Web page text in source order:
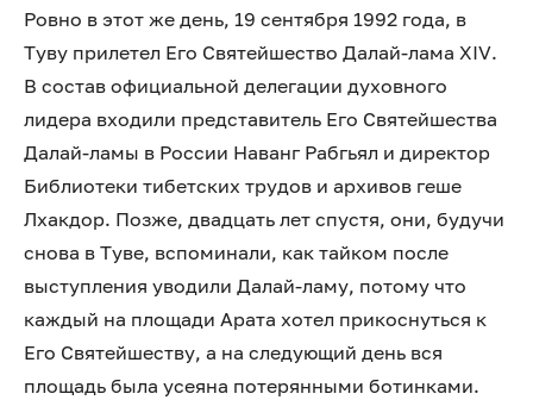
Ровно в этот же день, 19 сентября 1992 года, в
Туву прилетел Его Святейшество Далай-лама XIV.
В состав официальной делегации духовного
лидера входили представитель Его Святейшества
Далай-ламы в России Наванг Рабгьял и директор
Библиотеки тибетских трудов и архивов геше
Лхакдор. Позже, двадцать лет спустя, они, будучи
снова в Туве, вспоминали, как тайком после
выступления уводили Далай-ламу, потому что
каждый на площади Арата хотел прикоснуться к
Его Святейшеству, а на следующий день вся
площадь была усеяна потерянными ботинками.